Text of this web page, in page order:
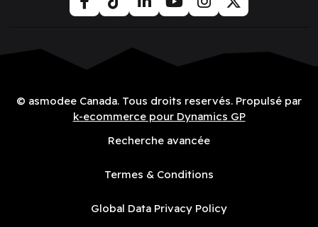
© asmodee Canada. Tous droits reservés. Propulsé par
k-ecommerce pour Dynamics GP
Recherche avancée
Termes & Conditions
Global Data Privacy Policy